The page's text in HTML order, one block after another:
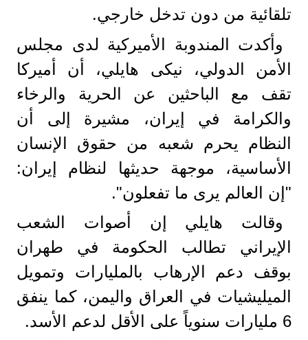
تلقائية من دون تدخل خارجي.
وأكدت المندوبة الأميركية لدى مجلس
الأمن الدولي، نيكى هايلي، أن أميركا
تقف مع الباحثين عن الحرية والرخاء
والكرامة في إيران، مشيرة إلى أن
النظام يحرم شعبه من حقوق الإنسان
الأساسية، موجهة حديثها لنظام إيران:
"إن العالم يرى ما تفعلون".
وقالت هايلي إن أصوات الشعب
الإيراني تطالب الحكومة في طهران
بوقف دعم الإرهاب بالمليارات وتمويل
الميليشيات في العراق واليمن، كما ينفق
6 مليارات سنوياً على الأقل لدعم الأسد.